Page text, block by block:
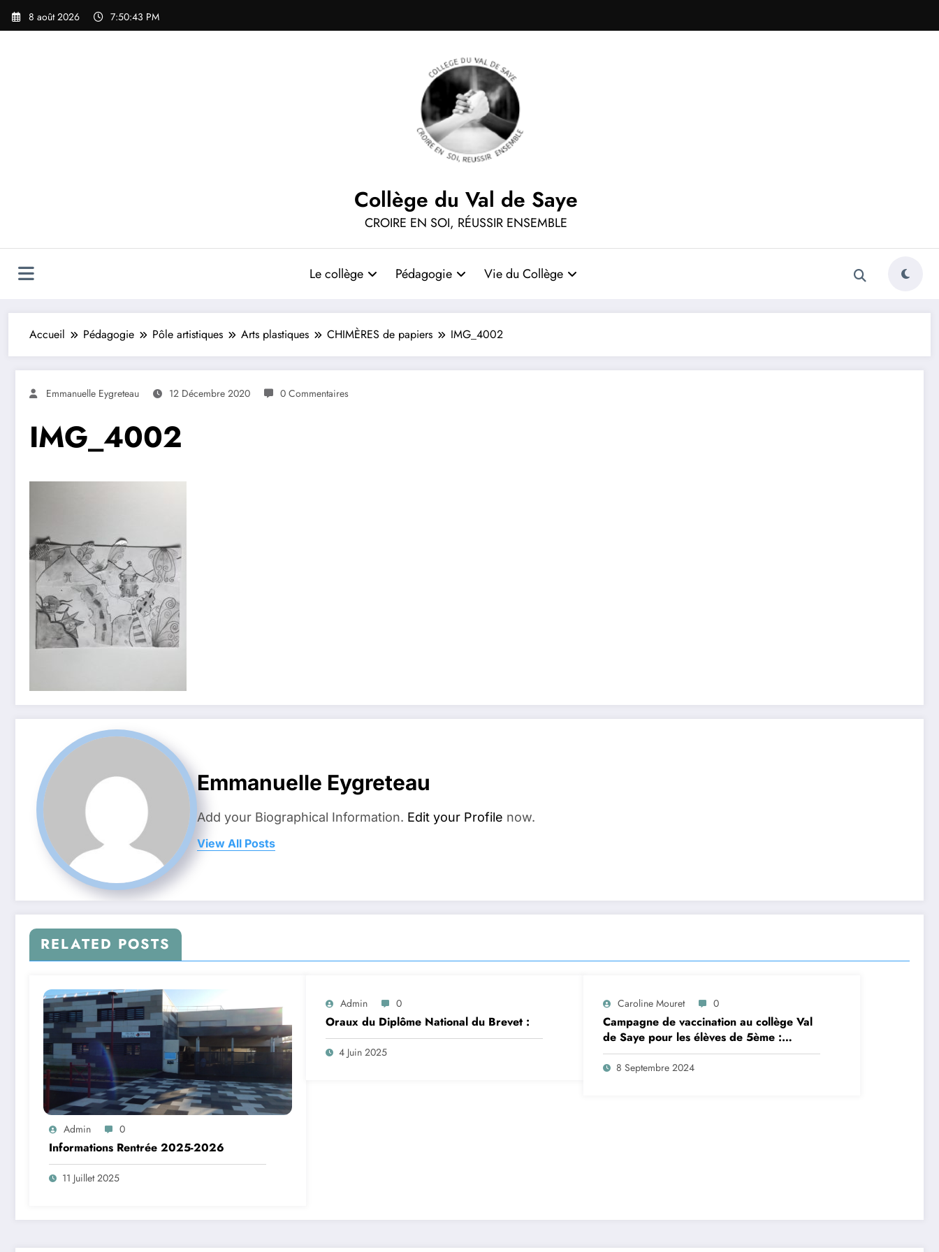
Aller
8 août 2026 7:50:43 PM
Collège du Val de Saye
CROIRE EN SOI, RÉUSSIR ENSEMBLE
Le collège Pédagogie Vie du Collège
Accueil Pédagogie Pôle artistiques Arts plastiques CHIMÈRES de papiers IMG_4002
Emmanuelle Eygreteau 12 Décembre 2020 0 Commentaires
IMG_4002
Emmanuelle Eygreteau
Add your Biographical Information. Edit your Profile now.
View All Posts
RELATED POSTS
Admin 0
Informations Rentrée 2025-2026
11 Juillet 2025
Admin 0
Oraux du Diplôme National du Brevet :
4 Juin 2025
Caroline Mouret 0
Campagne de vaccination au collège Val
de Saye pour les élèves de 5ème :
inscription en ligne avant le 28
septembre 2024
8 Septembre 2024